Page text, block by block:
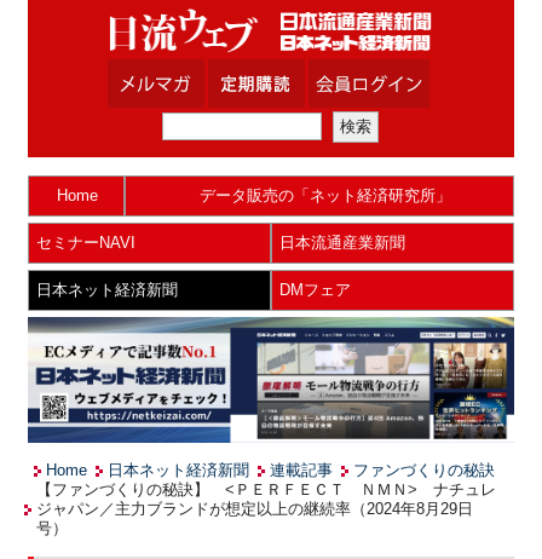
Home データ販売の「ネット経済研究所」
セミナーNAVI 日本流通産業新聞
日本ネット経済新聞 DMフェア
Home 日本ネット経済新聞 連載記事
ファンづくりの秘訣
【ファンづくりの秘訣】 <ＰＥＲＦＥＣＴ ＮＭＮ> ナチュレ
ジャパン／主力ブランドが想定以上の継続率（2024年8月29日
号）